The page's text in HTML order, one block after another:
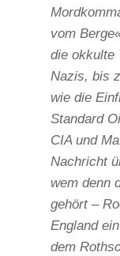
vom
die okkulte
Nazis, bis
wie die
Standard
CIA und
Nachricht
wem denn
gehört –
England
dem